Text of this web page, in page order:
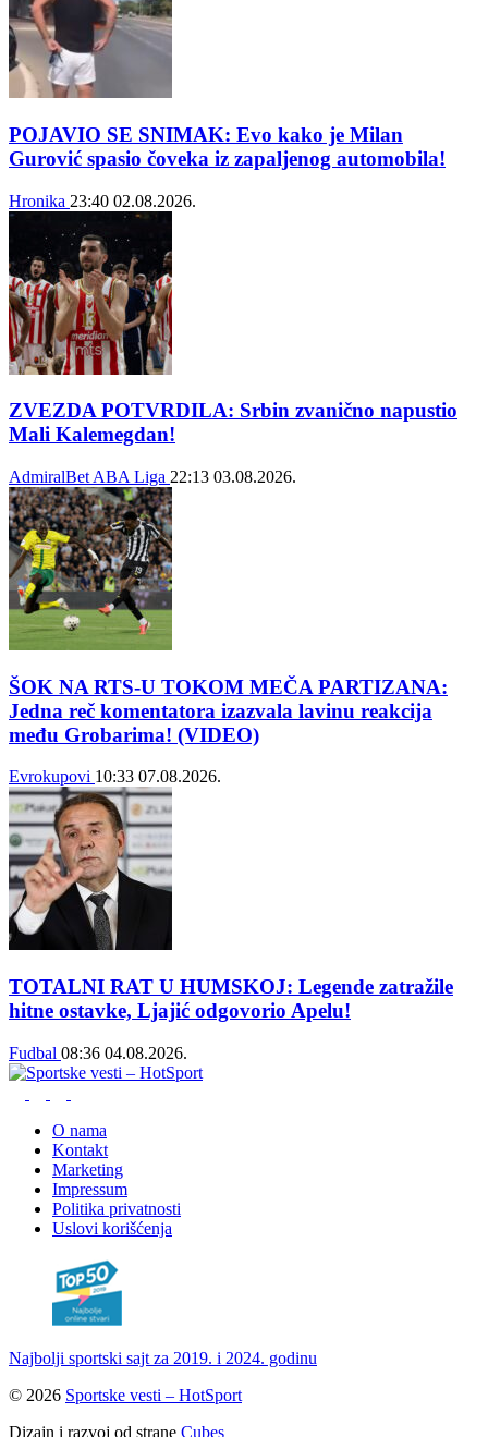
POJAVIO SE SNIMAK: Evo kako je Milan
Gurović spasio čoveka iz zapaljenog automobila!
Hronika 23:40 02.08.2026.
ZVEZDA POTVRDILA: Srbin zvanično napustio
Mali Kalemegdan!
AdmiralBet ABA Liga 22:13 03.08.2026.
ŠOK NA RTS-U TOKOM MEČA PARTIZANA:
Jedna reč komentatora izazvala lavinu reakcija
među Grobarima! (VIDEO)
Evrokupovi 10:33 07.08.2026.
TOTALNI RAT U HUMSKOJ: Legende zatražile
hitne ostavke, Ljajić odgovorio Apelu!
Fudbal 08:36 04.08.2026.
O nama
Kontakt
Marketing
Impressum
Politika privatnosti
Uslovi korišćenja
Najbolji sportski sajt za 2019. i 2024. godinu
© 2026 Sportske vesti – HotSport
Dizajn i razvoj od strane Cubes